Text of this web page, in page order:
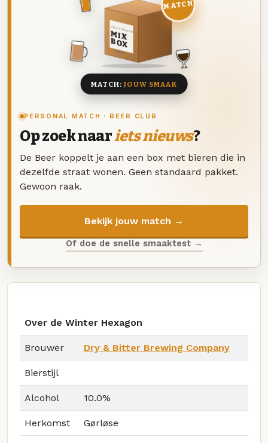
PERSONAL MATCH · BEER CLUB
Op zoek naariets nieuws?
De Beer koppelt je aan een box met bieren die in
dezelfde straat wonen. Geen standaard pakket.
Gewoon raak.
Bekijk jouw match →
Of doe de snelle smaaktest →
DEZE MAAND
MIX
BOX
8 BIEREN
MATCH
MATCH:JOUW SMAAK
Over de Winter Hexagon
Brouwer Dry & Bitter Brewing Company
Bierstijl
Alcohol 10.0%
Herkomst Gørløse